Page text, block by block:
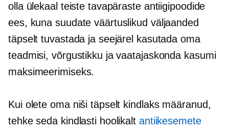
olla ülekaal teiste tavapäraste antiigipoodide
ees, kuna suudate väärtuslikud väljaanded
täpselt tuvastada ja seejärel kasutada oma
teadmisi, võrgustikku ja vaatajaskonda kasumi
maksimeerimiseks.
Kui olete oma niši täpselt kindlaks määranud,
tehke seda kindlasti hoolikalt antiikesemete